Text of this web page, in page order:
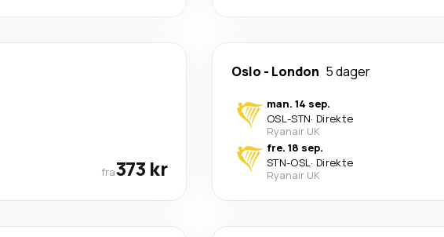
fra373 kr
Oslo - London 5 dager
man. 14 sep.
OSL-STN· Direkte
Ryanair UK
fre. 18 sep.
STN-OSL· Direkte
Ryanair UK